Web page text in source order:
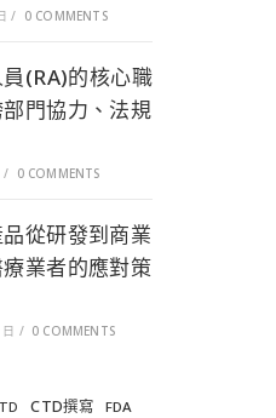
/ 0 COMMENTS
(RA)的核心職
門協力、法規
/ 0 COMMENTS
從研發到商業
業者的應對策
/ 0 COMMENTS
CTD撰寫 FDA